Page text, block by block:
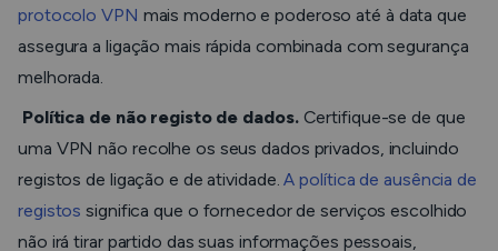
protocolo VPN mais moderno e poderoso até à data que
assegura a ligação mais rápida combinada com segurança
melhorada.
Política de não registo de dados. Certifique-se de que
uma VPN não recolhe os seus dados privados, incluindo
registos de ligação e de atividade.A política de ausência de
registos significa que o fornecedor de serviços escolhido
não irá tirar partido das suas informações pessoais,